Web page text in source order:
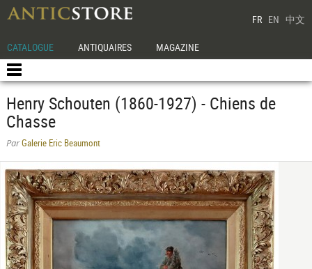
FR EN 中文
CATALOGUE ANTIQUAIRES MAGAZINE
Henry Schouten (1860-1927) - Chiens de
Chasse
ParGalerie Eric Beaumont